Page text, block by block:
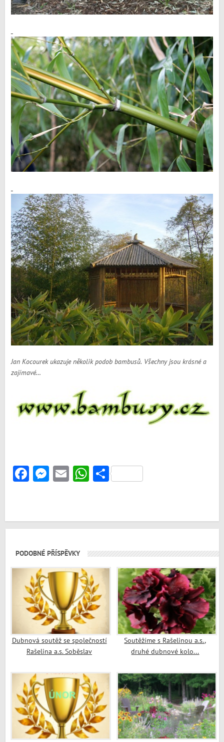
Jan Kocourek ukazuje několik podob bambusů. Všechny jsou krásné a
zajímavé…
Facebook
Messenger
EmailWhatsApp
Share
PODOBNÉ PŘÍSPĚVKY
Dubnová soutěž se společností
Rašelina a.s. Soběslav
Soutěžíme s Rašelinou a.s.,
druhé dubnové kolo...